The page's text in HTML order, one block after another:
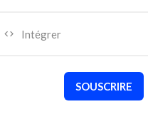
Intégrer
SOUSCRIRE